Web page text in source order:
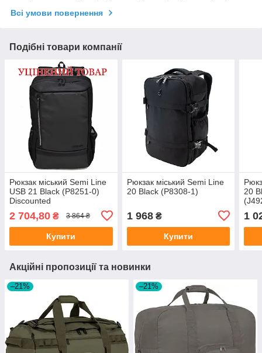
Всі умови повернення
Подібні товари компанії
Рюкзак міський Semi Line
USB 21 Black (P8251-0)
Discounted
2 704,80 ₴ 3 864 ₴
Купити
Рюкзак міський Semi Line
20 Black (P8308-1)
1 968₴
Купити
20
1
Акційні пропозиції та новинки
–21% –21%